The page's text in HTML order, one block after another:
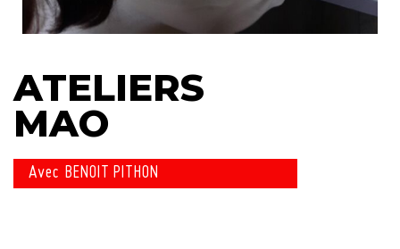
ATELIERS
MAO
Avec BENOIT PITHON